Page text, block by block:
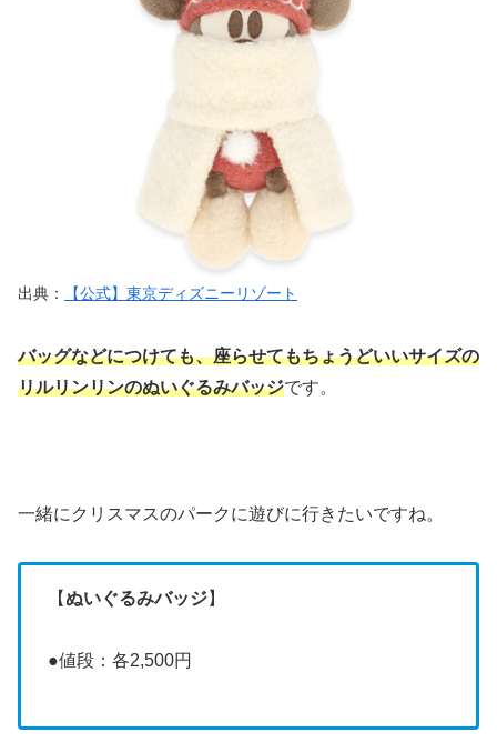
出典： 【公式】東京ディズニーリゾート
バッグなどにつけても、座らせてもちょうどいいサイズの
リルリンリンのぬいぐるみバッジです。
一緒にクリスマスのパークに遊びに行きたいですね。
【ぬいぐるみバッジ】
●値段：各2,500円